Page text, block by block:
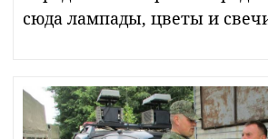
сюда лампады, цветы и